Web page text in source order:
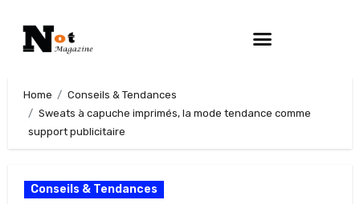
Home
Conseils & Tendances
Sweats à capuche imprimés, la mode tendance comme
support publicitaire
Conseils & Tendances